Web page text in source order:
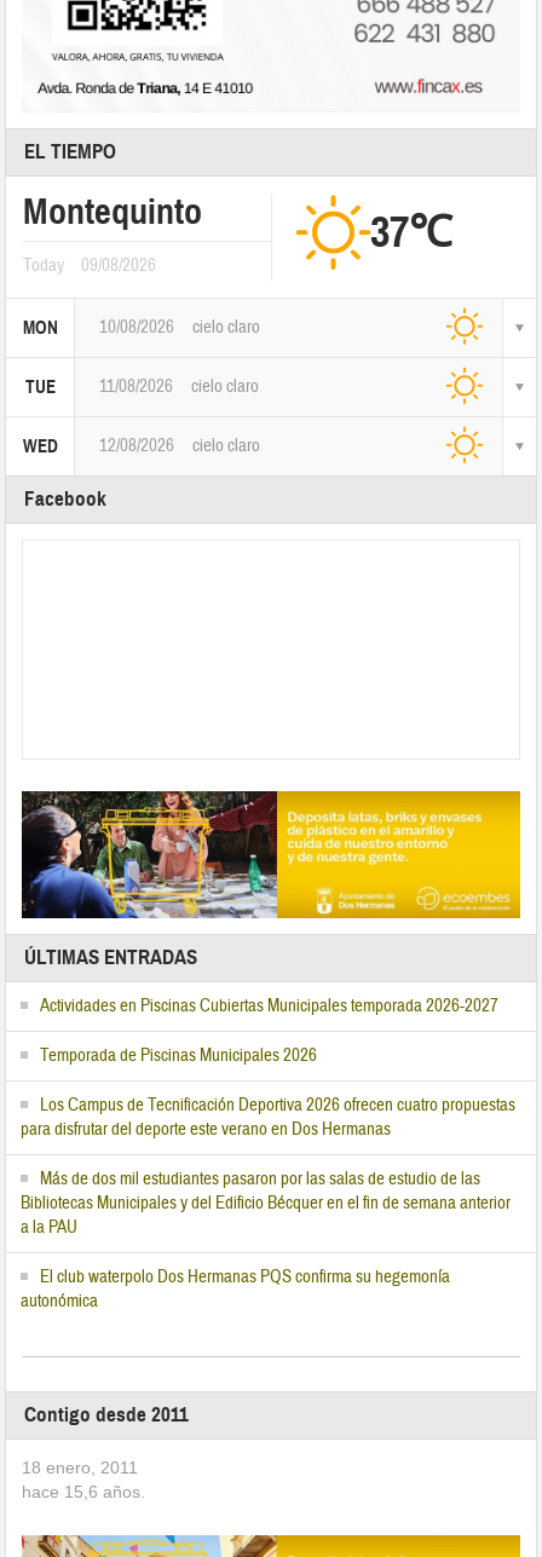
EL TIEMPO
Montequinto
Today 09/08/2026
37℃
MON 10/08/2026 cielo claro
TUE 11/08/2026 cielo claro
WED 12/08/2026 cielo claro
Facebook
ÚLTIMAS ENTRADAS
Actividades en Piscinas Cubiertas Municipales temporada 2026-2027
Temporada de Piscinas Municipales 2026
Los Campus de Tecnificación Deportiva 2026 ofrecen cuatro propuestas
para disfrutar del deporte este verano en Dos Hermanas
Más de dos mil estudiantes pasaron por las salas de estudio de las
Bibliotecas Municipales y del Edificio Bécquer en el fin de semana anterior
a la PAU
El club waterpolo Dos Hermanas PQS confirma su hegemonía
autonómica
Contigo desde 2011
18 enero, 2011
hace 15,6 años.